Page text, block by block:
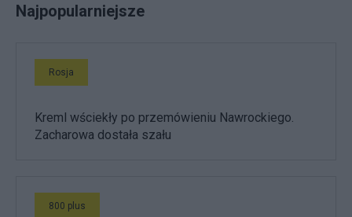
Najpopularniejsze
Rosja
Kreml wściekły po przemówieniu Nawrockiego.
Zacharowa dostała szału
800 plus